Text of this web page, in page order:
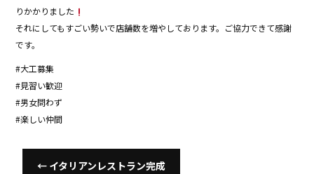
りかかりました
それにしてもすごい勢いで店舗数を増やしております。ご協力できて感謝
です。
#大工募集
#見習い歓迎
#男女問わず
#楽しい仲間
← イタリアンレストラン完成